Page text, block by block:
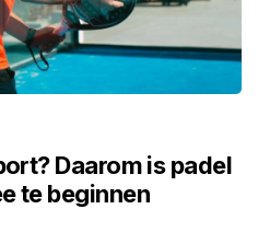
Daarom is padel
te beginnen